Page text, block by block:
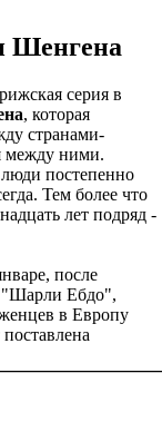
Шенгена
серия в
, которая
странами-
между ними.
постепенно
Тем более что
лет подряд -
после
"Шарли Ебдо",
в Европу